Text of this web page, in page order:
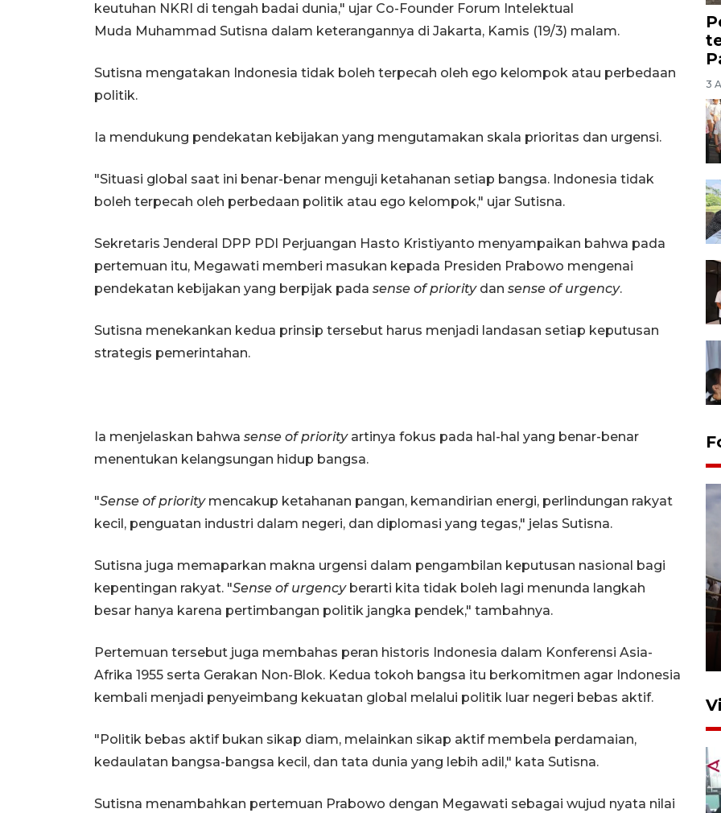
keutuhan NKRI di tengah badai dunia," ujar Co-Founder Forum Intelektual
Muda Muhammad Sutisna dalam keterangannya di Jakarta, Kamis (19/3) malam.
Sutisna mengatakan Indonesia tidak boleh terpecah oleh ego kelompok atau perbedaan
politik.
Ia mendukung pendekatan kebijakan yang mengutamakan skala prioritas dan urgensi.
"Situasi global saat ini benar-benar menguji ketahanan setiap bangsa. Indonesia tidak
boleh terpecah oleh perbedaan politik atau ego kelompok," ujar Sutisna.
Sekretaris Jenderal DPP PDI Perjuangan Hasto Kristiyanto menyampaikan bahwa pada
pertemuan itu, Megawati memberi masukan kepada Presiden Prabowo mengenai
pendekatan kebijakan yang berpijak pada sense of prioritydan sense of urgency.
Sutisna menekankan kedua prinsip tersebut harus menjadi landasan setiap keputusan
strategis pemerintahan.
Ia menjelaskan bahwa sense of priorityartinya fokus pada hal-hal yang benar-benar
menentukan kelangsungan hidup bangsa.
"Sense of prioritymencakup ketahanan pangan, kemandirian energi, perlindungan rakyat
kecil, penguatan industri dalam negeri, dan diplomasi yang tegas," jelas Sutisna.
Sutisna juga memaparkan makna urgensi dalam pengambilan keputusan nasional bagi
kepentingan rakyat. "Sense of urgencyberarti kita tidak boleh lagi menunda langkah
besar hanya karena pertimbangan politik jangka pendek," tambahnya.
Pertemuan tersebut juga membahas peran historis Indonesia dalam Konferensi Asia-
Afrika 1955 serta Gerakan Non-Blok. Kedua tokoh bangsa itu berkomitmen agar Indonesia
kembali menjadi penyeimbang kekuatan global melalui politik luar negeri bebas aktif.
"Politik bebas aktif bukan sikap diam, melainkan sikap aktif membela perdamaian,
kedaulatan bangsa-bangsa kecil, dan tata dunia yang lebih adil," kata Sutisna.
Sutisna menambahkan pertemuan Prabowo dengan Megawati sebagai wujud nyata nilai
3
Unjuk rasa protes penataan
5 Mei 2026 05:32